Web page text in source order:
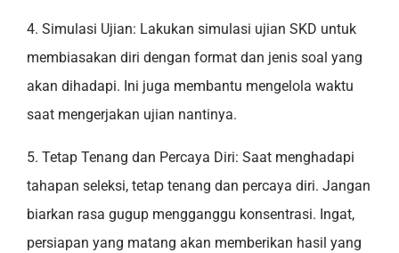
4. Simulasi Ujian: Lakukan simulasi ujian SKD untuk
membiasakan diri dengan format dan jenis soal yang
akan dihadapi. Ini juga membantu mengelola waktu
saat mengerjakan ujian nantinya.
5. Tetap Tenang dan Percaya Diri: Saat menghadapi
tahapan seleksi, tetap tenang dan percaya diri. Jangan
biarkan rasa gugup mengganggu konsentrasi. Ingat,
persiapan yang matang akan memberikan hasil yang